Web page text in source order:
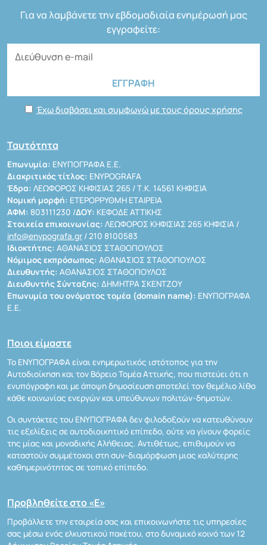
Για να λαμβάνετε την εβδομαδιαία ενημέρωσή μας
εγγραφείτε:
Έχω διαβάσει και συμφωνώ με τους όρους χρήσης
Ταυτότητα
Επωνυμία: ΕΝΥΠΟΓΡΑΦΑ Ε.Ε.
Διακριτικός τίτλος: ENYPOGRAFA
Έδρα: ΛΕΩΦΟΡΟΣ ΚΗΦΙΣΙΑΣ 265 / Τ.Κ. 14561 ΚΗΦΙΣΙΑ
Νομική μορφή: ΕΤΕΡΟΡΡΥΘΜΗ ΕΤΑΙΡΕΙΑ
ΑΦΜ: 803111230 /ΔΟΥ: ΚΕΦΟΔΕ ΑΤΤΙΚΗΣ
Στοιχεία επικοινωνίας: ΛΕΩΦΟΡΟΣ ΚΗΦΙΣΙΑΣ 265 ΚΗΦΙΣΙΑ /
info@enypografa.gr / 210 8100583
Ιδιοκτήτης: ΑΘΑΝΑΣΙΟΣ ΣΤΑΘΟΠΟΥΛΟΣ
Νόμιμος εκπρόσωπος: ΑΘΑΝΑΣΙΟΣ ΣΤΑΘΟΠΟΥΛΟΣ
Διευθυντής: ΑΘΑΝΑΣΙΟΣ ΣΤΑΘΟΠΟΥΛΟΣ
Διευθυντής Σύνταξης: ΔΗΜΗΤΡΑ ΣΚΕΝΤΖΟΥ
Επωνυμία του ονόματος τομέα (domain name): ΕΝΥΠΟΓΡΑΦΑ
Ε.Ε.
Ποιοι είμαστε
Το ΕΝΥΠΟΓΡΑΦΑ είναι ενημερωτικός ιστότοπος για την
Αυτοδιοίκηση και τον Βόρειο Τομέα Αττικής, που πιστεύει ότι η
ενυπόγραφη και με άποψη δημοσίευση αποτελεί τον θεμέλιο λίθο
κάθε κοινωνίας ενεργών και υπεύθυνων πολιτών-δημοτών.
Οι συντάκτες του ΕΝΥΠΟΓΡΑΦΑ δεν φιλοδοξούν να κατευθύνουν
τις εξελίξεις σε αυτοδιοικητικό επίπεδο, ούτε να γίνουν φορείς
της μίας και μοναδικής Αλήθειας. Αντιθέτως, επιθυμούν να
καταστούν συμμέτοχοι στη συν-διαμόρφωση μιας καλύτερης
καθημερινότητας σε τοπικό επίπεδο.
Προβληθείτε στο «Ε»
Προβάλλετε την εταιρεία σας και επικοινωνήστε τις υπηρεσίες
σας μέσω ενός ελκυστικού πακέτου, στο δυναμικό κοινό των 12